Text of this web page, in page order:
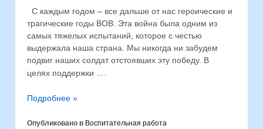
С каждым годом – все дальше от нас героические и
трагические годы ВОВ. Эта война была одним из
самых тяжелых испытаний, которое с честью
выдержала наша страна. Мы никогда ни забудем
подвиг наших солдат отстоявших эту победу. В
целях поддержки …
Подробнее »
Опубликовано в Воспитательная работа